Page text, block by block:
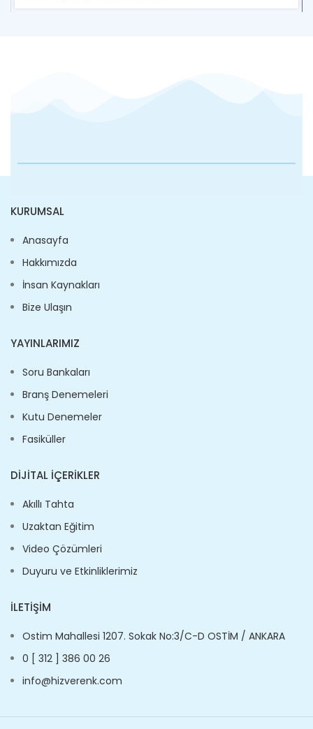
KURUMSAL
Anasayfa
Hakkımızda
İnsan Kaynakları
Bize Ulaşın
YAYINLARIMIZ
Soru Bankaları
Branş Denemeleri
Kutu Denemeler
Fasiküller
DIJITAL İÇERIKLER
Akıllı Tahta
Uzaktan Eğitim
Video Çözümleri
Duyuru ve Etkinliklerimiz
İLETIŞIM
Ostim Mahallesi 1207. Sokak No:3/C-D OSTİM / ANKARA
0 [ 312 ] 386 00 26
info@hizverenk.com